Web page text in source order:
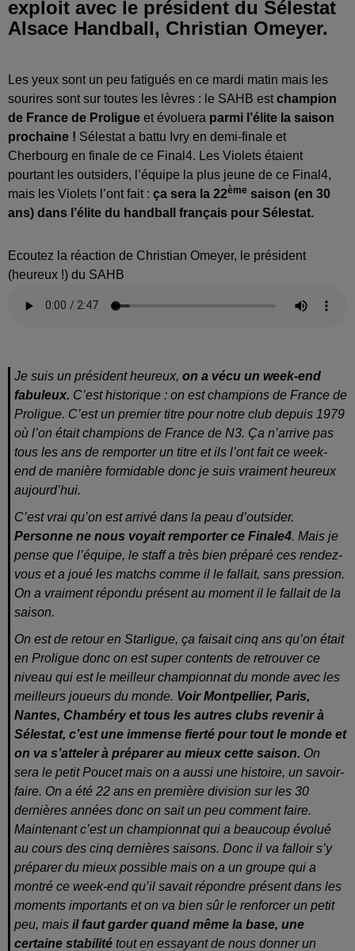
exploit avec le président du Sélestat
Alsace Handball, Christian Omeyer.
Les yeux sont un peu fatigués en ce mardi matin mais les
sourires sont sur toutes les lèvres : le SAHB estchampion
de France de Proligue et évoluera parmi l’élite la saison
prochaine ! Sélestat a battu Ivry en demi-finale et
Cherbourg en finale de ce Final4. Les Violets étaient
pourtant les outsiders, l’équipe la plus jeune de ce Final4,
mais les Violets l’ont fait : ça sera la 22ème saison (en 30
ans) dans l’élite du handball français pour Sélestat.
Ecoutez la réaction de Christian Omeyer, le président
(heureux !) du SAHB
Je suis un président heureux, on a vécu un week-end
fabuleux. C’est historique : on est champions de France de
Proligue. C’est un premier titre pour notre club depuis 1979
où l’on était champions de France de N3. Ça n’arrive pas
tous les ans de remporter un titre et ils l’ont fait ce week-
end de manière formidable donc je suis vraiment heureux
aujourd’hui.
C’est vrai qu’on est arrivé dans la peau d’outsider.
Personne ne nous voyait remporter ce Finale4. Mais je
pense que l’équipe, le staff a très bien préparé ces rendez-
vous et a joué les matchs comme il le fallait, sans pression.
On a vraiment répondu présent au moment il le fallait de la
saison.
On est de retour en Starligue, ça faisait cinq ans qu’on était
en Proligue donc on est super contents de retrouver ce
niveau qui est le meilleur championnat du monde avec les
meilleurs joueurs du monde. Voir Montpellier, Paris,
Nantes, Chambéry et tous les autres clubs revenir à
Sélestat, c’est une immense fierté pour tout le monde et
on va s’atteler à préparer au mieux cette saison. On
sera le petit Poucet mais on a aussi une histoire, un savoir-
faire. On a été 22 ans en première division sur les 30
dernières années donc on sait un peu comment faire.
Maintenant c’est un championnat qui a beaucoup évolué
au cours des cinq dernières saisons. Donc il va falloir s’y
préparer du mieux possible mais on a un groupe qui a
montré ce week-end qu’il savait répondre présent dans les
moments importants et on va bien sûr le renforcer un petit
peu, mais il faut garder quand même la base, une
certaine stabilité tout en essayant de nous donner un